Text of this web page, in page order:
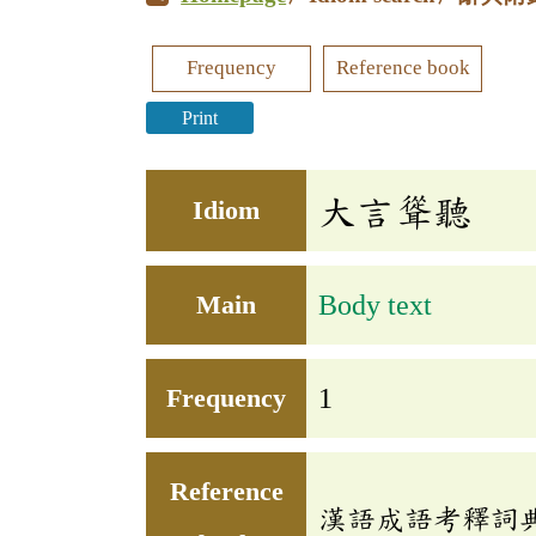
Frequency Reference book
Print
Idiom 大言聳聽
Main Body text
Frequency 1
Reference
漢語成語考釋詞